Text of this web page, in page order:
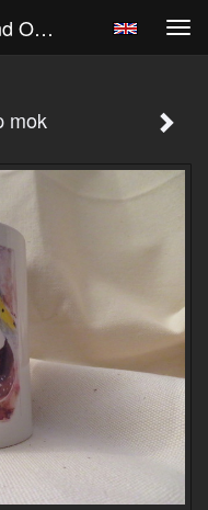
Toverwoudcreatief - Wilde Eend Op Mok
mok